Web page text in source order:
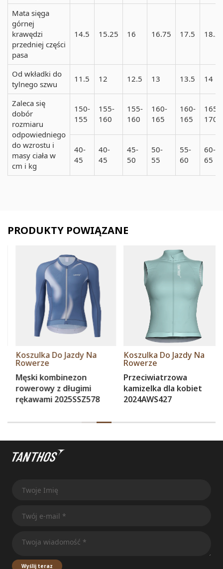
Mata sięga
górnej
krawędzi
przedniej części
pasa
14.5 15.25 16 16.75 17.5
Od wkładki do
tylnego szwu
11.5 12 12.5 13 13.5 14
Zaleca się
dobór
rozmiaru
odpowiedniego
do wzrostu i
masy ciała w
cm i kg
150-
155
155-
160
155-
160
160-
165
160-
165
165-
170
40-
45
40-
45
45-
50
50-
55
55-
60
60-
65
PRODUKTY POWIĄZANE
Koszulka Do Jazdy Na
Rowerze
Męski kombinezon
rowerowy z długimi
rękawami 2025SSZ578
Koszulka Do Jazdy Na
Rowerze
Przeciwiatrzowa
kamizelka dla kobiet
2024AWS427
Wyślij teraz